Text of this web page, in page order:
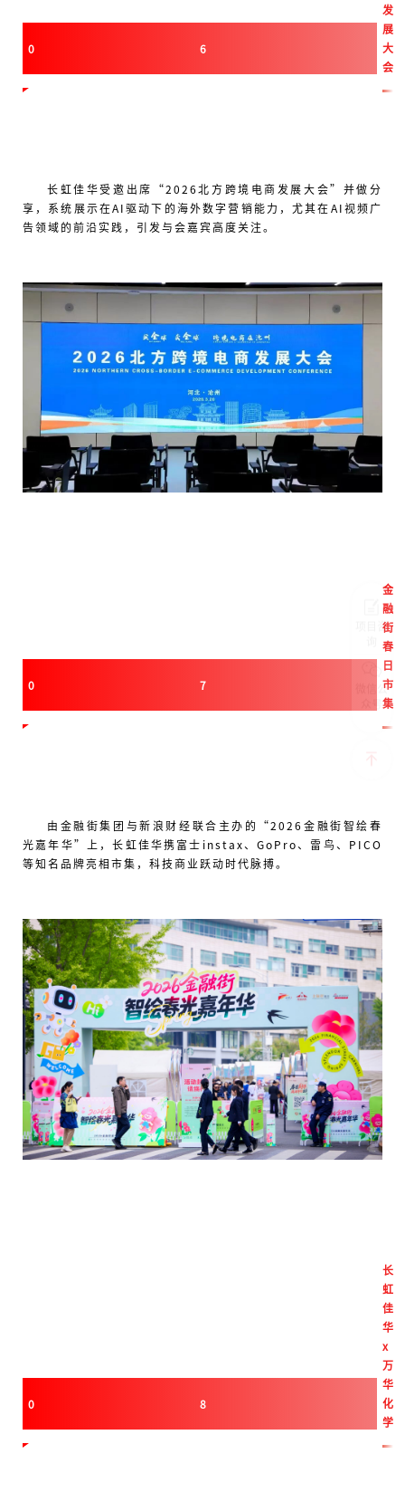
0 6
发
展
大
会
长虹佳华受邀出席“2026北方跨境电商发展大会”并做分
享，系统展示在AI驱动下的海外数字营销能力，尤其在AI视频广
告领域的前沿实践，引发与会嘉宾高度关注。
0 7
金
融
街
春
日
市
集
由金融街集团与新浪财经联合主办的“2026金融街智绘春
光嘉年华”上，长虹佳华携富士instax、GoPro、雷鸟、PICO
等知名品牌亮相市集，科技商业跃动时代脉搏。
0 8
长
虹
佳
华
x
万
华
化
学
项目咨
微信公
众号